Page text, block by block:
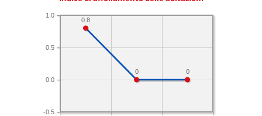
-0.5
0.0
0.5
1.0
0
0
0.8